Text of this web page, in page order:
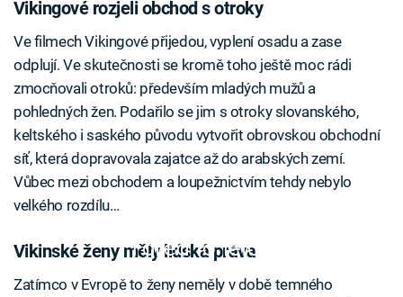
Vikingové rozjeli obchod s otroky
Ve filmech Vikingové přijedou, vyplení osadu a zase
odplují. Ve skutečnosti se kromě toho ještě moc rádi
zmocňovali otroků: především mladých mužů a
pohledných žen. Podařilo se jim s otroky slovanského,
keltského i saského původu vytvořit obrovskou obchodní
síť, která dopravovala zajatce až do arabských zemí.
Vůbec mezi obchodem a loupežnictvím tehdy nebylo
velkého rozdílu…
Failed to fetch
Vikinské ženy měly lidská práva
Zatímco v Evropě to ženy neměly v době temného